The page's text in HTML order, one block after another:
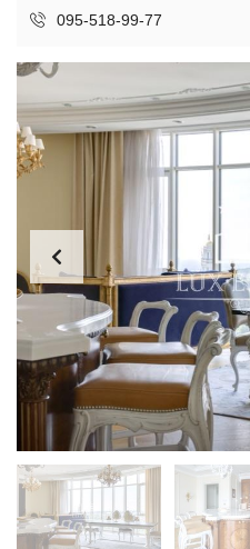
095-518-99-77